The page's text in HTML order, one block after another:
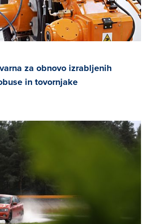
za obnovo izrabljenih
in tovornjake